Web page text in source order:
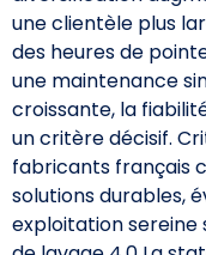
une clientèle plus
des heures de
une maintenance
croissante, la
un critère décisif.
fabricants français
solutions durables,
exploitation sereine